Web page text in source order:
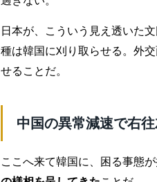
日本が、こういう見え透いた
種は韓国に刈り取らせる。外
せることだ。
中国の異常減速で右
ここへ来て韓国に、困る事態